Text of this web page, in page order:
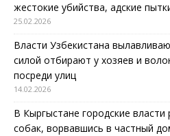
жестокие убийства, адские
25.02.2026
Власти Узбекистана
силой отбирают у хозяев и
посреди улиц
14.02.2026
В Кыргыстане городские
собак, ворвавшись в частный